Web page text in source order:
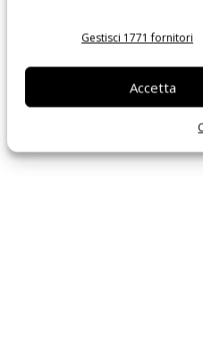
Gestisci 1771 fornitori
Accetta